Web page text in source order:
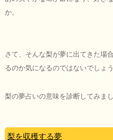
か。
さて、そんな梨が夢に出てきた場
るのか気になるのではないでしょう
梨の夢占いの意味を診断してみまし
梨を収穫する夢